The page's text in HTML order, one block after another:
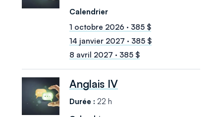
1 octobre 2026 · 385 $
14 janvier 2027 · 385 $
8 avril 2027 · 385 $
Anglais IV
22 h